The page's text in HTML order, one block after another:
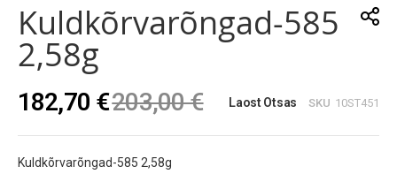
beginning
of
the
images
Kuldkõrvarõngad-585
2,58g
182,70 €203,00 € Laost Otsas SKU 10ST451
Kuldkõrvarõngad-585 2,58g